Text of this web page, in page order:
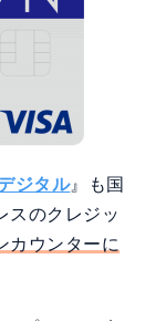
ジタル』も国
スのクレジッ
カウンターに